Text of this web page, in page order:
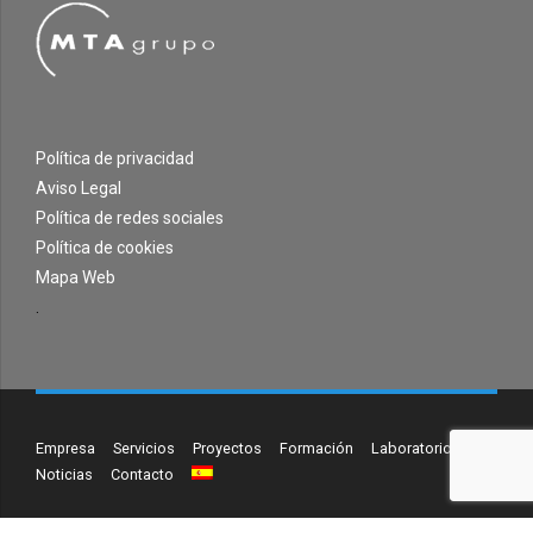
Política de privacidad
Aviso Legal
Política de redes sociales
Política de cookies
Mapa Web
Empresa Servicios Proyectos Formación
Laboratorio
Noticias
Contacto